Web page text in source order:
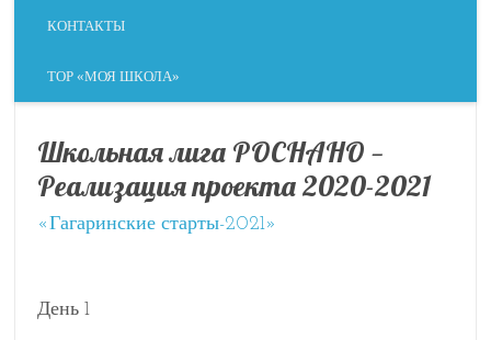
КОНТАКТЫ
ТОР «МОЯ ШКОЛА»
Школьная лига РОСНАНО —
Реализация проекта 2020-2021
«Гагаринские старты-2021»
День 1